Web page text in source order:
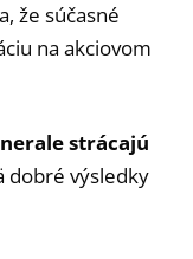
že súčasné
na akciovom
strácajú
dobré výsledky